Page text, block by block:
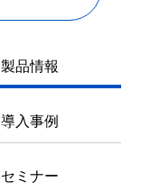
製品情報
導入事例
セミナー